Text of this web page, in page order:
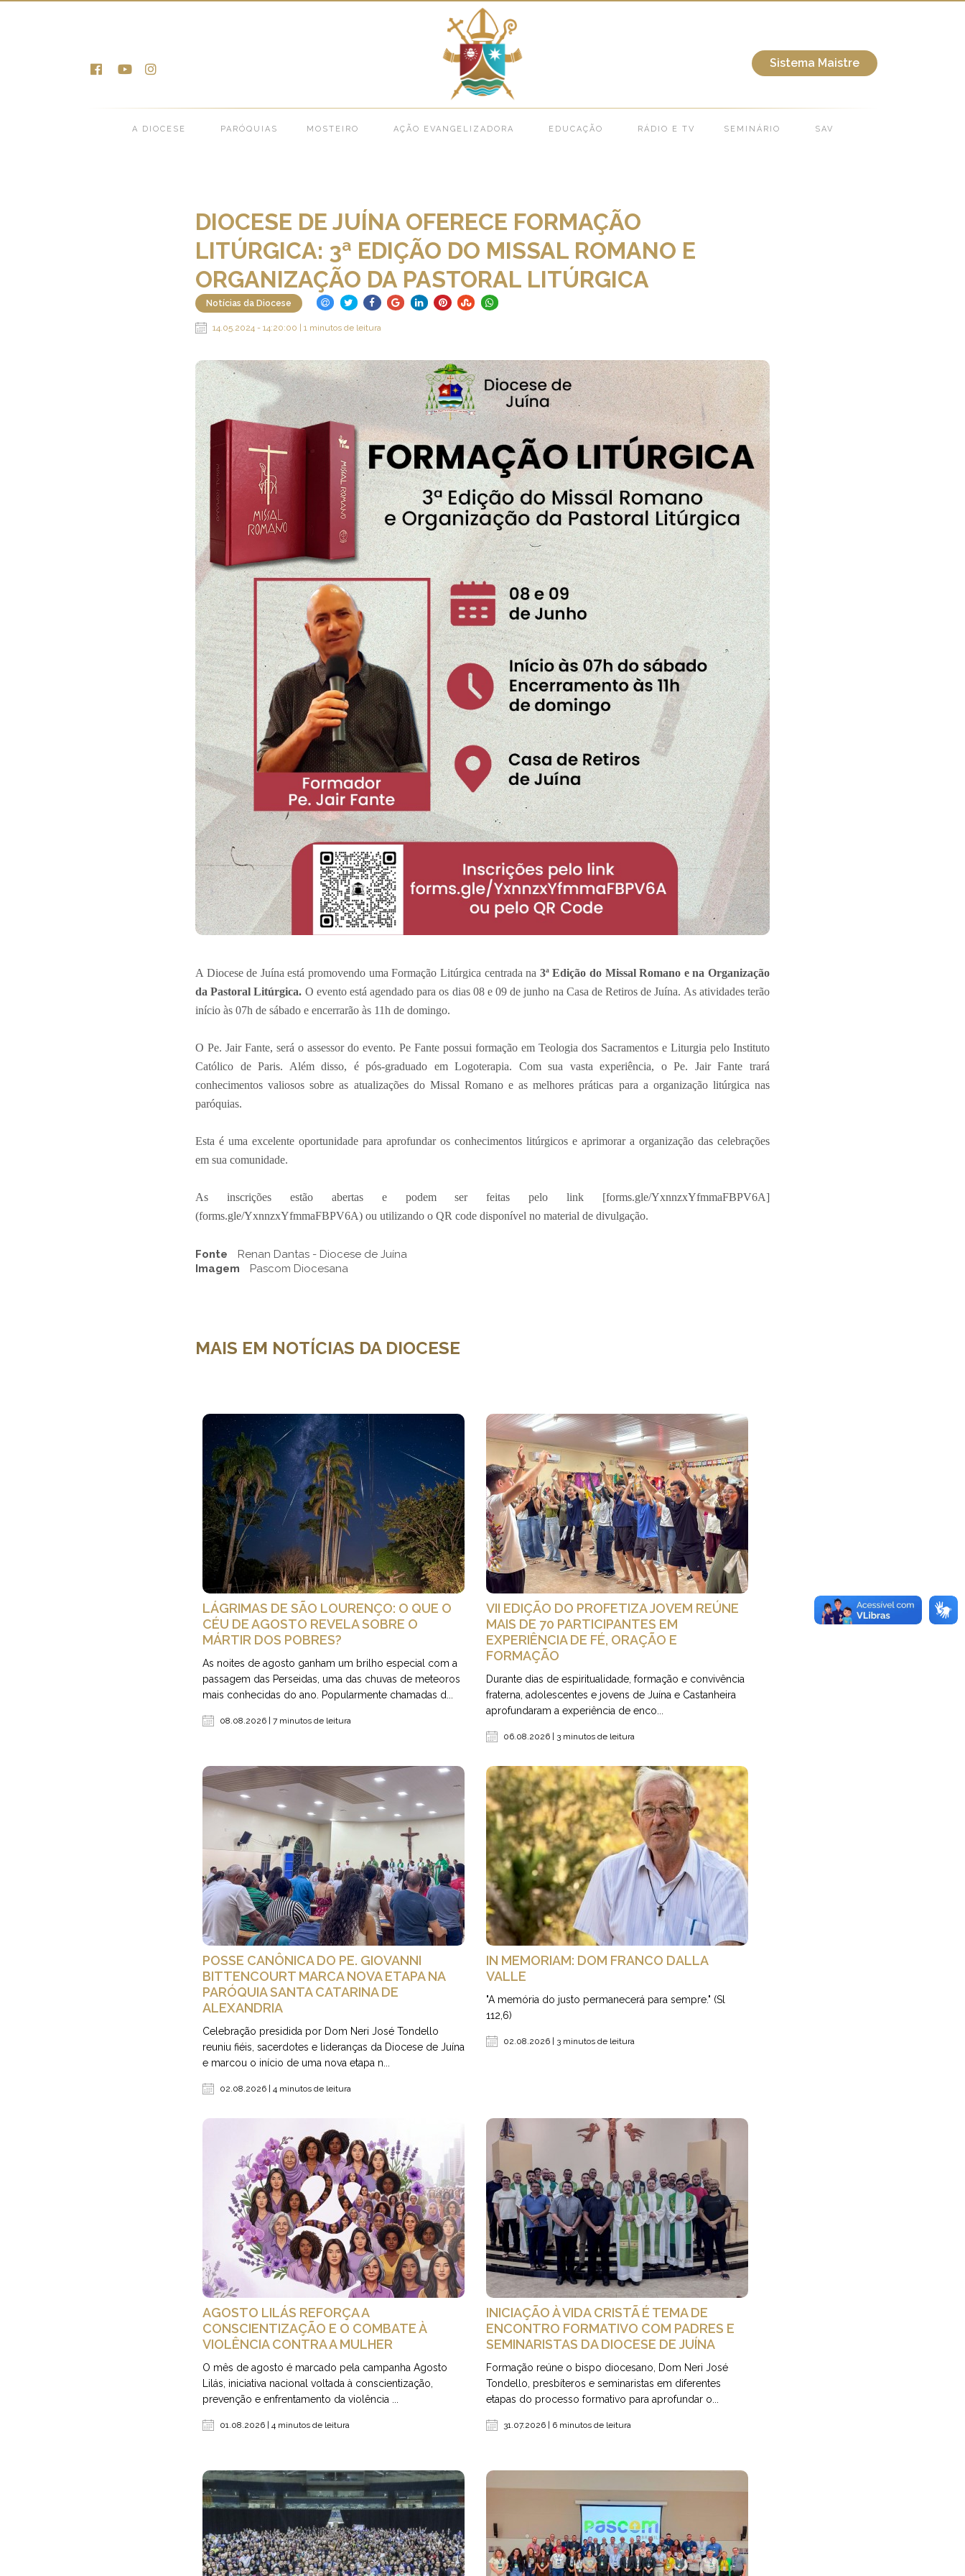
Sistema Maistre
A DIOCESE PARÓQUIAS MOSTEIRO AÇÃO EVANGELIZADORA EDUCAÇÃO RÁDIO E TV SEMINÁRIO SAV
DIOCESE DE JUÍNA OFERECE FORMAÇÃO LITÚRGICA: 3ª EDIÇÃO DO MISSAL ROMANO E ORGANIZAÇÃO DA PASTORAL LITÚRGICA
DIOCESE DE JUÍNA OFERECE FORMAÇÃO
LITÚRGICA: 3ª EDIÇÃO DO MISSAL ROMANO E
ORGANIZAÇÃO DA PASTORAL LITÚRGICA
Notícias da Diocese
14.05.2024 - 14:20:00 | 1 minutos de leitura
A Diocese de Juína está promovendo uma Formação Litúrgica centrada na 3ª Edição do Missal Romano e na Organização
da Pastoral Litúrgica. O evento está agendado para os dias 08 e 09 de junho na Casa de Retiros de Juína. As atividades terão
início às 07h de sábado e encerrarão às 11h de domingo.
O Pe. Jair Fante, será o assessor do evento. Pe Fante possui formação em Teologia dos Sacramentos e Liturgia pelo Instituto
Católico de Paris. Além disso, é pós-graduado em Logoterapia. Com sua vasta experiência, o Pe. Jair Fante trará
conhecimentos valiosos sobre as atualizações do Missal Romano e as melhores práticas para a organização litúrgica nas
paróquias.
Esta é uma excelente oportunidade para aprofundar os conhecimentos litúrgicos e aprimorar a organização das celebrações
em sua comunidade.
As inscrições estão abertas e podem ser feitas pelo link [forms.gle/YxnnzxYfmmaFBPV6A]
(forms.gle/YxnnzxYfmmaFBPV6A) ou utilizando o QR code disponível no material de divulgação.
Fonte
Renan Dantas - Diocese de Juína
Imagem
Pascom Diocesana
MAIS EM NOTÍCIAS DA DIOCESE
LÁGRIMAS DE SÃO LOURENÇO: O QUE O
CÉU DE AGOSTO REVELA SOBRE O
MÁRTIR DOS POBRES?
As noites de agosto ganham um brilho especial com a
passagem das Perseidas, uma das chuvas de meteoros
mais conhecidas do ano. Popularmente chamadas d...
08.08.2026 | 7 minutos de leitura
VII EDIÇÃO DO PROFETIZA JOVEM REÚNE
MAIS DE 70 PARTICIPANTES EM
EXPERIÊNCIA DE FÉ, ORAÇÃO E
FORMAÇÃO
Durante dias de espiritualidade, formação e convivência
fraterna, adolescentes e jovens de Juína e Castanheira
aprofundaram a experiência de enco...
06.08.2026 | 3 minutos de leitura
POSSE CANÔNICA DO PE. GIOVANNI
BITTENCOURT MARCA NOVA ETAPA NA
PARÓQUIA SANTA CATARINA DE
ALEXANDRIA
Celebração presidida por Dom Neri José Tondello
reuniu fiéis, sacerdotes e lideranças da Diocese de Juína
e marcou o início de uma nova etapa n...
02.08.2026 | 4 minutos de leitura
IN MEMORIAM: DOM FRANCO DALLA
VALLE
"A memória do justo permanecerá para sempre." (Sl
112,6)
02.08.2026 | 3 minutos de leitura
AGOSTO LILÁS REFORÇA A
CONSCIENTIZAÇÃO E O COMBATE À
VIOLÊNCIA CONTRA A MULHER
O mês de agosto é marcado pela campanha Agosto
Lilás, iniciativa nacional voltada à conscientização,
prevenção e enfrentamento da violência ...
01.08.2026 | 4 minutos de leitura
INICIAÇÃO À VIDA CRISTÃ É TEMA DE
ENCONTRO FORMATIVO COM PADRES E
SEMINARISTAS DA DIOCESE DE JUÍNA
Formação reúne o bispo diocesano, Dom Neri José
Tondello, presbíteros e seminaristas em diferentes
etapas do processo formativo para aprofundar o...
31.07.2026 | 6 minutos de leitura